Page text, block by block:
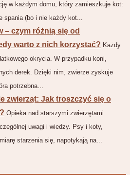
w każdym domu, który zamieszkuje kot:
spania (bo i nie każdy kot...
– czym różnią się od
warto z nich korzystać? Każdy
okrycia. W przypadku koni,
derek. Dzięki nim, zwierze zyskuje
potrzebna...
zwierząt: Jak troszczyć się o
Opieka nad starszymi zwierzętami
uwagi i wiedzy. Psy i koty,
starzenia się, napotykają na...